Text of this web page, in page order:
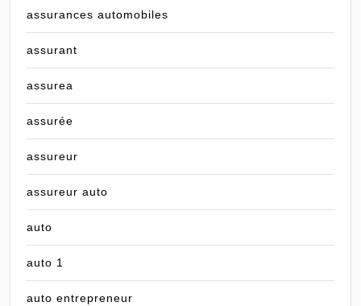
assurances automobiles
assurant
assurea
assurée
assureur
assureur auto
auto
auto 1
auto entrepreneur